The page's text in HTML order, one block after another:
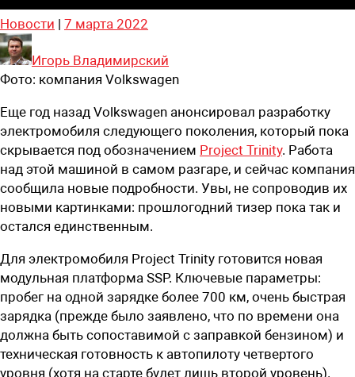
Новости | 7 марта 2022
Игорь Владимирский
Фото: компания Volkswagen
Еще год назад Volkswagen анонсировал разработку
электромобиля следующего поколения, который пока
скрывается под обозначением Project Trinity. Работа
над этой машиной в самом разгаре, и сейчас компания
сообщила новые подробности. Увы, не сопроводив их
новыми картинками: прошлогодний тизер пока так и
остался единственным.
Для электромобиля Project Trinity готовится новая
модульная платформа SSP. Ключевые параметры:
пробег на одной зарядке более 700 км, очень быстрая
зарядка (прежде было заявлено, что по времени она
должна быть сопоставимой с заправкой бензином) и
техническая готовность к автопилоту четвертого
уровня (хотя на старте будет лишь второй уровень).